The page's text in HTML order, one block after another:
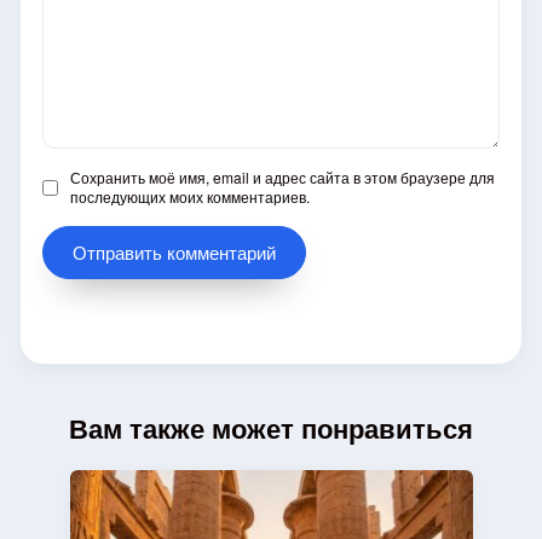
Сохранить моё имя, email и адрес сайта в этом браузере для
последующих моих комментариев.
Вам также может понравиться